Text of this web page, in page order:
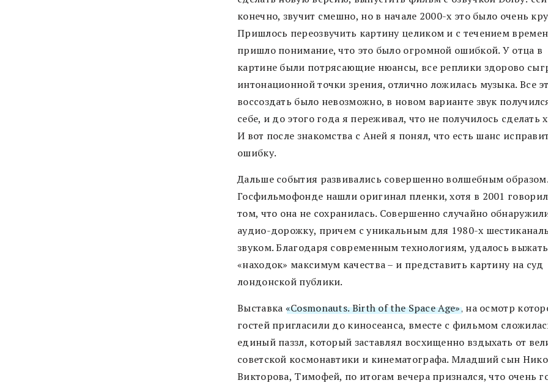
конечно, звучит смешно, но в начале 2000-х это было очень
Пришлось переозвучить картину целиком и с течением
пришло понимание, что это было огромной ошибкой. У отца в
картине были потрясающие нюансы, все реплики здорово
интонационной точки зрения, отлично ложилась музыка. Все
воссоздать было невозможно, в новом варианте звук
себе, и до этого года я переживал, что не получилось сделать
И вот после знакомства с Аней я понял, что есть шанс
ошибку.
Дальше события развивались совершенно волшебным
Госфильмофонде нашли оригинал пленки, хотя в 2001
том, что она не сохранилась. Совершенно случайно
аудио-дорожку, причем с уникальным для 1980-х
звуком. Благодаря современным технологиям, удалось
«находок» максимум качества – и представить картину на суд
лондонской публики.
Выставка «Cosmonauts. Birth of the Space Age», на осмотр
гостей пригласили до киносеанса, вместе с фильмом
единый паззл, который заставлял восхищенно вздыхать от
советской космонавтики и кинематографа. Младший сын
Викторова, Тимофей, по итогам вечера признался, что очень